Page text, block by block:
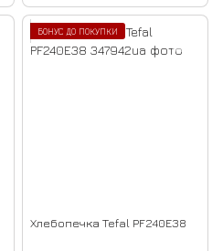
БОНУС ДО ПОКУПКИ
Хлебопечка Tefal PF240E38